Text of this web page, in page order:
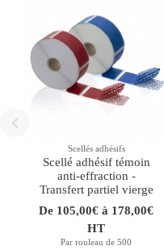
Scellés adhésifs
Scellé adhésif témoin
anti-effraction -
Transfert partiel vierge
De 105,00€ à 178,00€
HT
Par rouleau de 500